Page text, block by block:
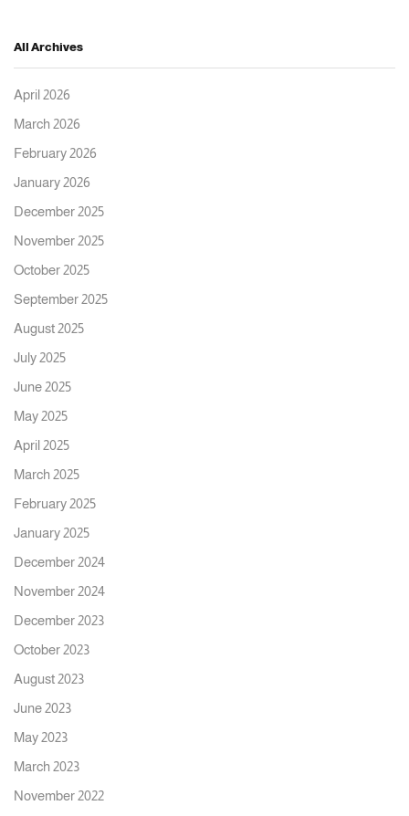
All Archives
April 2026
March 2026
February 2026
January 2026
December 2025
November 2025
October 2025
September 2025
August 2025
July 2025
June 2025
May 2025
April 2025
March 2025
February 2025
January 2025
December 2024
November 2024
December 2023
October 2023
August 2023
June 2023
May 2023
March 2023
November 2022